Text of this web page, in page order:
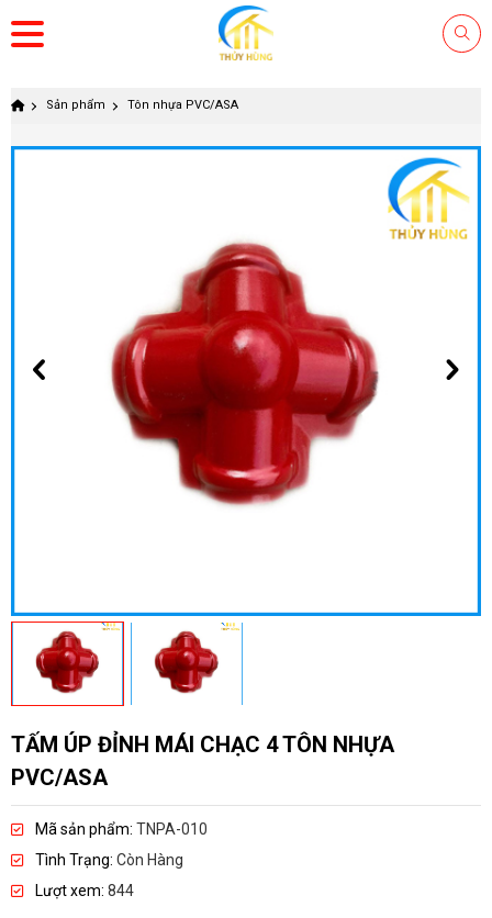
Sản phẩm Tôn nhựa PVC/ASA
TẤM ÚP ĐỈNH MÁI CHẠC 4 TÔN NHỰA
PVC/ASA
Mã sản phẩm: TNPA-010
Tình Trạng: Còn Hàng
Lượt xem: 844